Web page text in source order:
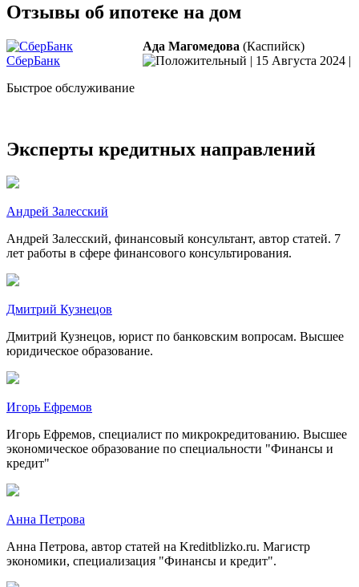
Отзывы об ипотеке на дом
СберБанк
Ада Магомедова (Каспийск)
| 15 Августа 2024 |
Быстрое обслуживание
Эксперты кредитных направлений
Андрей Залесский
Андрей Залесский, финансовый консультант, автор статей. 7
лет работы в сфере финансового консультирования.
Дмитрий Кузнецов
Дмитрий Кузнецов, юрист по банковским вопросам. Высшее
юридическое образование.
Игорь Ефремов
Игорь Ефремов, специалист по микрокредитованию. Высшее
экономическое образование по специальности "Финансы и
кредит"
Анна Петрова
Анна Петрова, автор статей на Kreditblizko.ru. Магистр
экономики, специализация "Финансы и кредит".